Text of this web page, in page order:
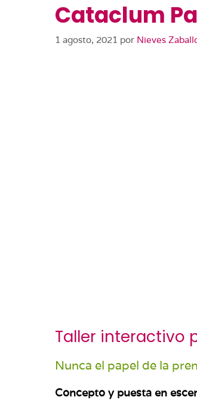
Cataclum
1 agosto, 2021 por Nieves
Taller interactivo
Nunca el papel de la
Concepto y puesta en